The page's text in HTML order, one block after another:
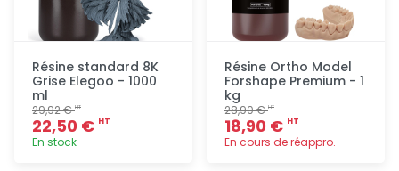
Résine standard 8K
Grise Elegoo - 1000
ml
29,92 €HT
22,50 € HT
En stock
Résine Ortho Model
Forshape Premium - 1
kg
28,90 €HT
18,90 € HT
En cours de réappro.